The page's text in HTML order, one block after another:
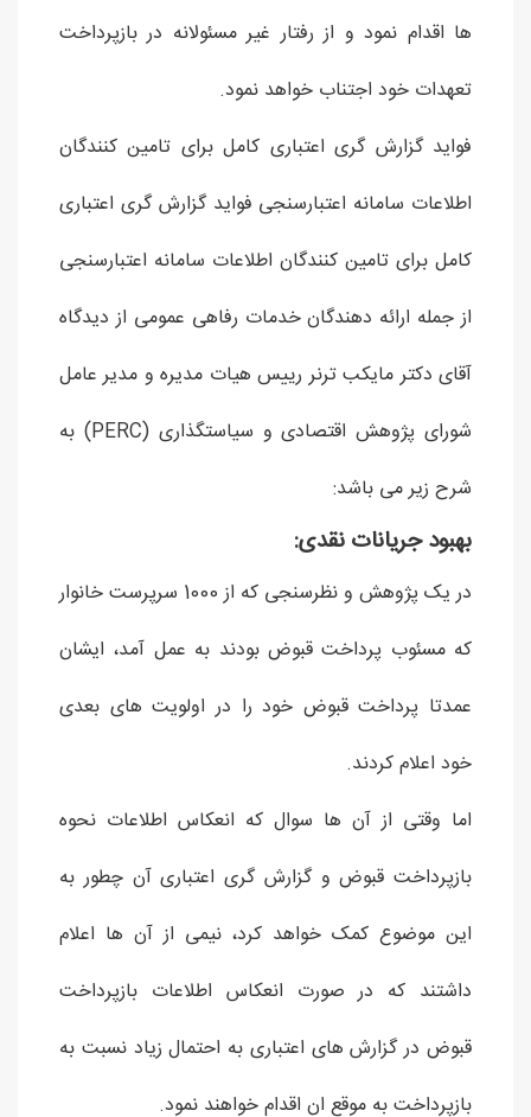
ها اقدام نمود و از رفتار غیر مسئولانه در بازپرداخت
تعهدات خود اجتناب خواهد نمود.
فواید گزارش گری اعتباری کامل برای تامین کنندگان
اطلاعات سامانه اعتبارسنجی فواید گزارش گری اعتباری
کامل برای تامین کنندگان اطلاعات سامانه اعتبارسنجی
از جمله ارائه دهندگان خدمات رفاهی عمومی از دیدگاه
آقای دکتر مایکب ترنر رییس هیات مدیره و مدیر عامل
شورای پژوهش اقتصادی و سیاستگذاری (PERC) به
شرح زیر می باشد:
بهبود جریانات نقدی:
در یک پژوهش و نظرسنجی که از 1000 سرپرست خانوار
که مسئوب پرداخت قبوض بودند به عمل آمد، ایشان
عمدتا پرداخت قبوض خود را در اولویت های بعدی
خود اعلام کردند.
اما وقتی از آن ها سوال که انعکاس اطلاعات نحوه
بازپرداخت قبوض و گزارش گری اعتباری آن چطور به
این موضوع کمک خواهد کرد، نیمی از آن ها اعلام
داشتند که در صورت انعکاس اطلاعات بازپرداخت
قبوض در گزارش های اعتباری به احتمال زیاد نسبت به
بازپرداخت به موقع ان اقدام خواهند نمود.